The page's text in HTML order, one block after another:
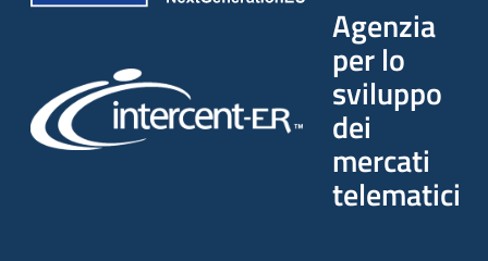
Agenzia
per lo
sviluppo
dei
mercati
telematici